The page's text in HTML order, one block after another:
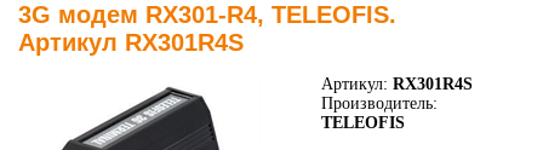
3G модем RX301-R4, TELEOFIS.
Артикул RX301R4S
Артикул: RX301R4S
Производитель:
TELEOFIS